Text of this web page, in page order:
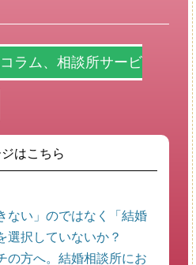
ラム、相談所サービ
はこちら
ない」のではなく「結婚
選択していないか？
の方へ。結婚相談所にお